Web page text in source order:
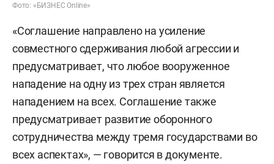
Фото: «БИЗНЕС Online»
«Соглашение направлено на усиление
совместного сдерживания любой агрессии и
предусматривает, что любое вооруженное
нападение на одну из трех стран является
нападением на всех. Соглашение также
предусматривает развитие оборонного
сотрудничества между тремя государствами во
всех аспектах», — говорится в документе.